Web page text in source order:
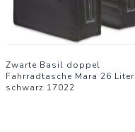
Zwarte Basil doppel
Fahrradtasche Mara 26 Liter
schwarz 17022